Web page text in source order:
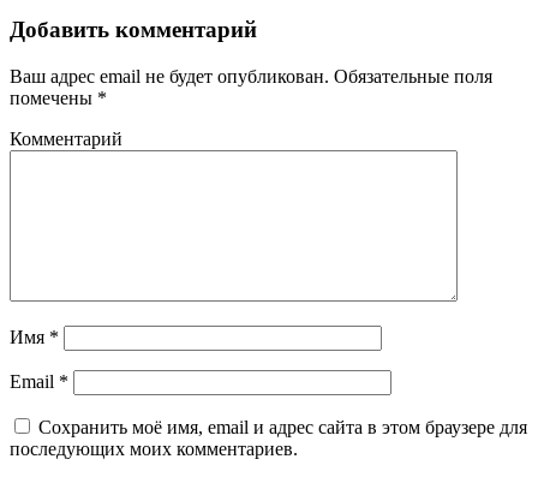
Добавить комментарий
Ваш адрес email не будет опубликован. Обязательные поля
помечены *
Комментарий
Имя *
Email *
Сохранить моё имя, email и адрес сайта в этом браузере для
последующих моих комментариев.